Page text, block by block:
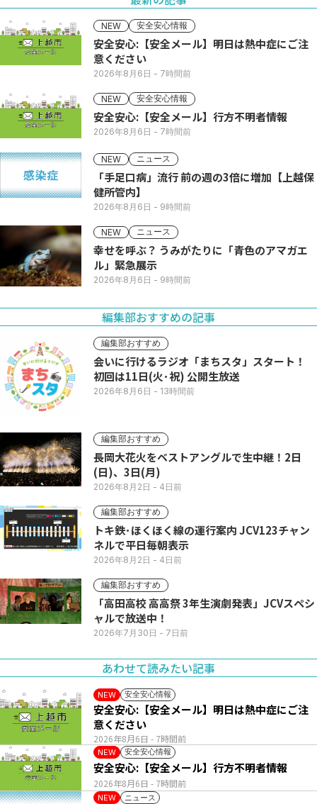
NEW 安全安心情報
安全安心:【安全メール】明日は熱中症にご注
意ください
2026年8月6日 - 7時間前
NEW 安全安心情報
安全安心:【安全メール】行方不明者情報
2026年8月6日 - 7時間前
NEW ニュース
「手足口病」流行 前の週の3倍に増加【上越保
健所管内】
2026年8月6日 - 9時間前
NEW ニュース
幸せを呼ぶ？ うみがたりに「青色のアマガエ
ル」緊急展示
2026年8月6日 - 9時間前
編集部おすすめの記事
編集部おすすめ
会いに行けるラジオ「まちスタ」スタート！
初回は11日(火･祝) 公開生放送
2026年8月6日 - 13時間前
編集部おすすめ
長岡大花火をベストアングルで生中継！2日
(日)、3日(月)
2026年8月2日 - 4日前
編集部おすすめ
トキ鉄･ほくほく線の運行案内 JCV123チャン
ネルで平日毎朝表示
2026年8月2日 - 4日前
編集部おすすめ
「高田高校 高高祭 3年生演劇発表」JCVスペシ
ャルで放送中！
2026年7月30日 - 7日前
あわせて読みたい記事
NEW 安全安心情報
2026年8月6日 - 7時間前
安全安心:【安全メール】明日は熱中症にご注
意ください
NEW 安全安心情報
2026年8月6日 - 7時間前
安全安心:【安全メール】行方不明者情報
NEW ニュース